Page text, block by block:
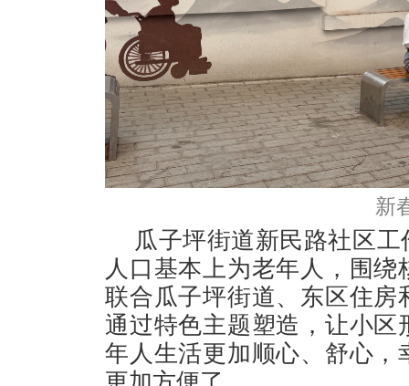
新
瓜子坪街道新民路社区
人口基本上为老年人，围
联合瓜子坪街道、东区住
通过特色主题塑造，让小
年人生活更加顺心、舒心